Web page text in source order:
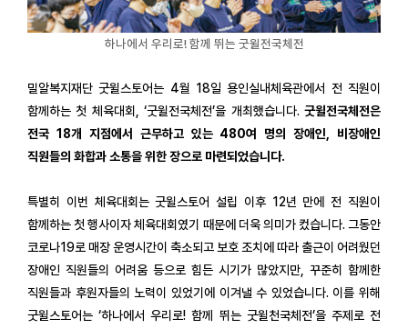
하나에서 우리로! 함께 뛰는 굿윌전국체전
밀알복지재단 굿윌스토어는 4월 18일 용인실내체육관에서 전 직원이
함께하는 첫 체육대회, ‘굿윌전국체전’을 개최했습니다. 굿윌전국체전은
전국 18개 지점에서 근무하고 있는 480여 명의 장애인, 비장애인
직원들의 화합과 소통을 위한 장으로 마련되었습니다.
특별히 이번 체육대회는 굿윌스토어 설립 이후 12년 만에 전 직원이
함께하는 첫 행사이자 체육대회였기 때문에 더욱 의미가 컸습니다. 그동안
코로나19로 매장 운영시간이 축소되고 보호 조치에 따라 출근이 어려웠던
장애인 직원들의 어려움 등으로 힘든 시기가 많았지만, 꾸준히 함께한
직원들과 후원자들의 노력이 있었기에 이겨낼 수 있었습니다. 이를 위해
굿윌스토어는 ‘하나에서 우리로! 함께 뛰는 굿윌천국체전’을 주제로 전